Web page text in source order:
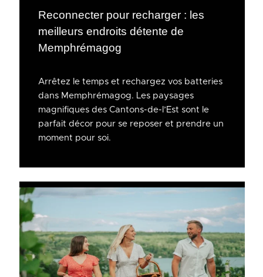
Reconnecter pour recharger : les
meilleurs endroits détente de
Memphrémagog
Arrêtez le temps et rechargez vos batteries
dans Memphrémagog. Les paysages
magnifiques des Cantons-de-l’Est sont le
parfait décor pour se reposer et prendre un
moment pour soi.